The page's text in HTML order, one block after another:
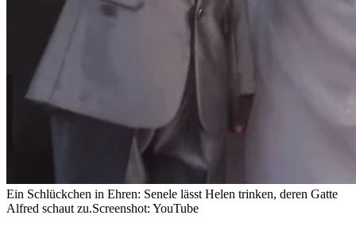
Ein Schlückchen in Ehren: Senele lässt Helen trinken, deren Gatte
Alfred schaut zu.Screenshot: YouTube